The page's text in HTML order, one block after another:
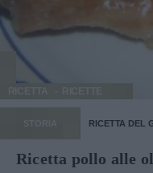
RICETTA
STORIA RICETTA DEL
Ricetta pollo alle